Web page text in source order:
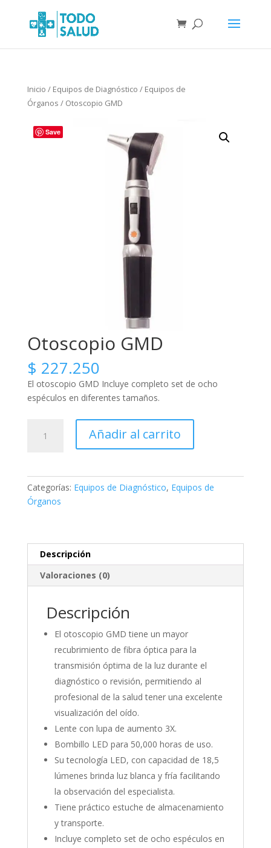
Inicio / Equipos de Diagnóstico / Equipos de
Órganos / Otoscopio GMD
Save
Otoscopio GMD
$ 227.250
El otoscopio GMD Incluye completo set de ocho
espéculos en diferentes tamaños.
GMD
Añadir al carrito
Categorías: Equipos de Diagnóstico, Equipos de
Órganos
Descripción
Valoraciones (0)
Descripción
El otoscopio GMD tiene un mayor
recubrimiento de fibra óptica para la
transmisión óptima de la luz durante el
diagnóstico o revisión, permitiendo al
profesional de la salud tener una excelente
visualización del oído.
Lente con lupa de aumento 3X.
Bombillo LED para 50,000 horas de uso.
Su tecnología LED, con capacidad de 18,5
lúmenes brinda luz blanca y fría facilitando
la observación del especialista.
Tiene práctico estuche de almacenamiento
y transporte.
Incluye completo set de ocho espéculos en